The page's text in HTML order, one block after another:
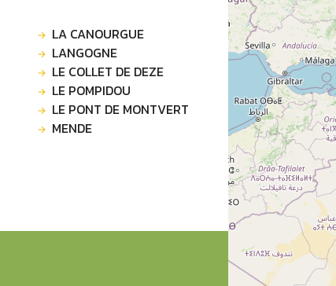
LA CANOURGUE
LANGOGNE
LE COLLET DE DEZE
LE POMPIDOU
LE PONT DE MONTVERT
MENDE